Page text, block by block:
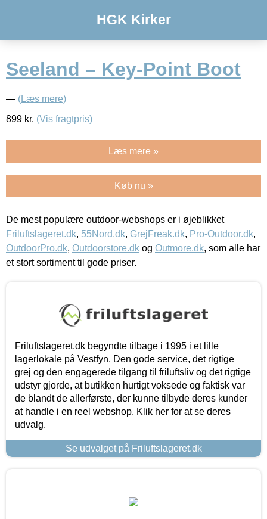
HGK Kirker
Seeland – Key-Point Boot
— (Læs mere)
899 kr. (Vis fragtpris)
Læs mere »
Køb nu »
De mest populære outdoor-webshops er i øjeblikket
Friluftslageret.dk, 55Nord.dk, GrejFreak.dk, Pro-Outdoor.dk,
OutdoorPro.dk, Outdoorstore.dk og Outmore.dk, som alle har
et stort sortiment til gode priser.
Friluftslageret.dk begyndte tilbage i 1995 i et lille
lagerlokale på Vestfyn. Den gode service, det rigtige
grej og den engagerede tilgang til friluftsliv og det rigtige
udstyr gjorde, at butikken hurtigt voksede og faktisk var
de blandt de allerførste, der kunne tilbyde deres kunder
at handle i en reel webshop. Klik her for at se deres
udvalg.
Se udvalget på Friluftslageret.dk